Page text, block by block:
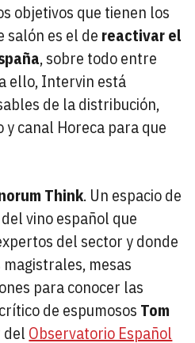
objetivos que tienen los
salón es el de reactivar el
, sobre todo entre
ello, Intervin está
de la distribución,
canal Horeca para que
Think. Un espacio de
vino español que
del sector y donde
mesas
para conocer las
de espumosos Tom
del Observatorio Español